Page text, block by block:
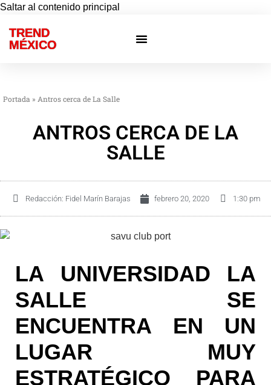
Saltar al contenido principal
TREND
MÉXICO
Portada » Antros cerca de La Salle
ANTROS CERCA DE LA
SALLE
Redacción: Fidel Marín Barajas febrero 20, 2020 1:30 pm
LA UNIVERSIDAD LA
SALLE SE
ENCUENTRA EN UN
LUGAR MUY
ESTRATÉGICO PARA